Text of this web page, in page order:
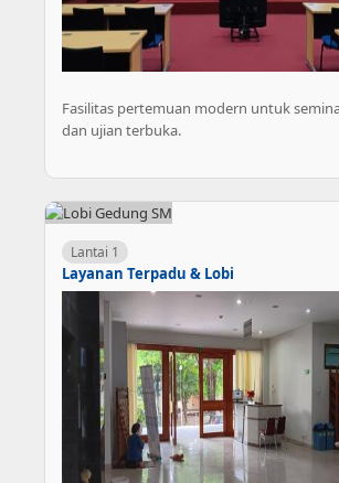
Fasilitas pertemuan modern untuk
dan ujian terbuka.
Lantai 1
Layanan Terpadu & Lobi